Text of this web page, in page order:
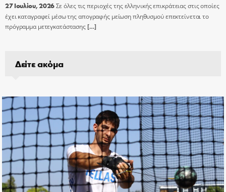
27 Ιουλίου, 2026Σε όλες τις περιοχές της ελληνικής επικράτειας στις οποίες
έχει καταγραφεί μέσω της απογραφής μείωση πληθυσμού επεκτείνεται το
πρόγραμμα μετεγκατάστασης[…]
Δείτε ακόμα